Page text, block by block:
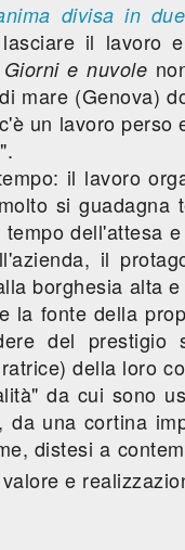
divisa in due
il lavoro
Giorni e nuvole
mare (Genova)
un lavoro perso
il lavoro
si guadagna
dell'attesa
il
borghesia alta
la fonte della
del prestigio
della loro
da cui sono
una cortina
distesi a
e